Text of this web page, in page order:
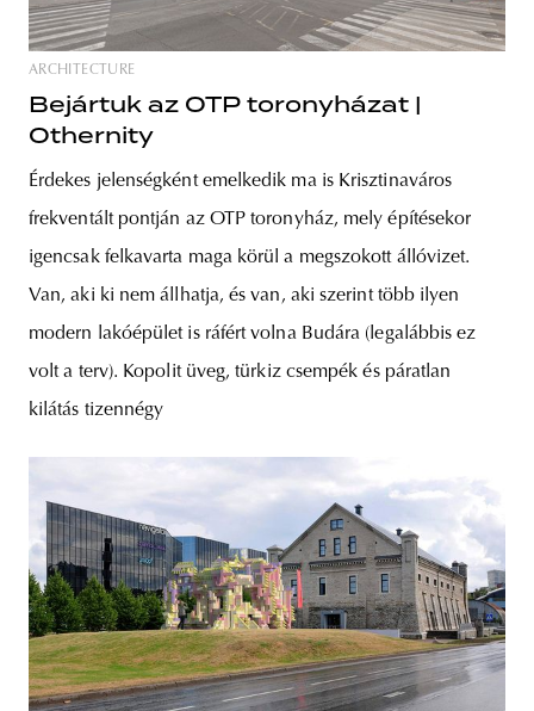
ARCHITECTURE
Bejártuk az OTP toronyházat |
Othernity
Érdekes jelenségként emelkedik ma is Krisztinaváros
frekventált pontján az OTP toronyház, mely építésekor
igencsak felkavarta maga körül a megszokott állóvizet.
Van, aki ki nem állhatja, és van, aki szerint több ilyen
modern lakóépület is ráfért volna Budára (legalábbis ez
volt a terv). Kopolit üveg, türkiz csempék és páratlan
kilátás tizennégy